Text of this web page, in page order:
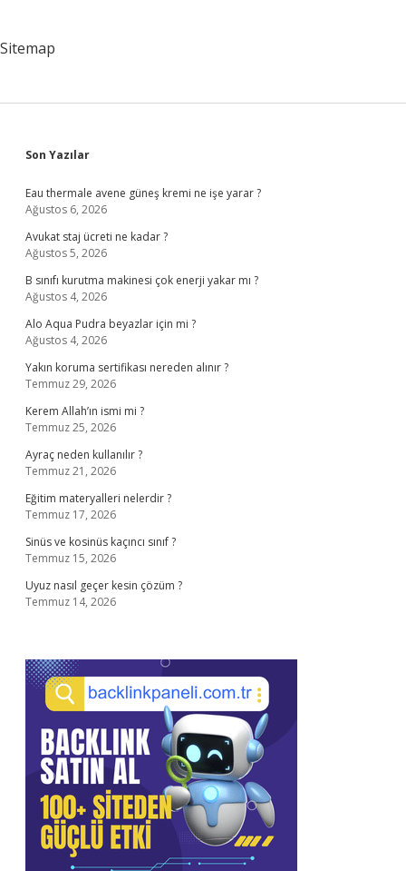
Sitemap
Sidebar
Son Yazılar
Eau thermale avene güneş kremi ne işe yarar ?
Ağustos 6, 2026
Avukat staj ücreti ne kadar ?
Ağustos 5, 2026
B sınıfı kurutma makinesi çok enerji yakar mı ?
Ağustos 4, 2026
Alo Aqua Pudra beyazlar için mi ?
Ağustos 4, 2026
Yakın koruma sertifikası nereden alınır ?
Temmuz 29, 2026
Kerem Allah’ın ismi mi ?
Temmuz 25, 2026
Ayraç neden kullanılır ?
Temmuz 21, 2026
Eğitim materyalleri nelerdir ?
Temmuz 17, 2026
Sinüs ve kosinüs kaçıncı sınıf ?
Temmuz 15, 2026
Uyuz nasıl geçer kesin çözüm ?
Temmuz 14, 2026